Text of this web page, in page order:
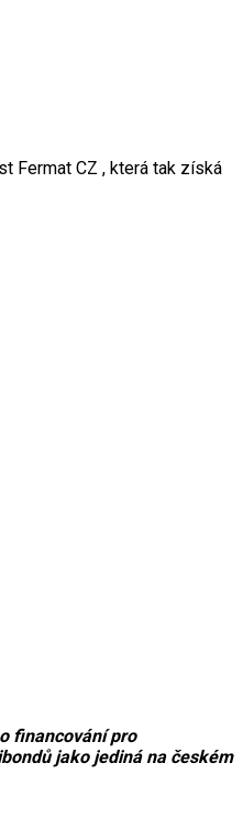
Fermat CZ , která tak získá
financování pro
jako jediná na českém